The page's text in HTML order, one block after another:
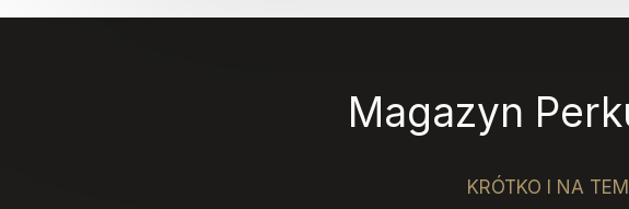
Magazyn
KRÓTKO I NA